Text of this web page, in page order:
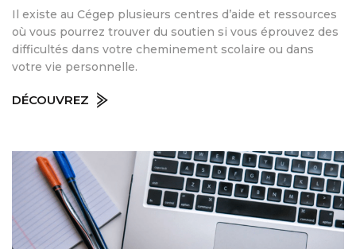
Il existe au Cégep plusieurs centres d’aide et ressources
où vous pourrez trouver du soutien si vous éprouvez des
difficultés dans votre cheminement scolaire ou dans
votre vie personnelle.
DÉCOUVREZ